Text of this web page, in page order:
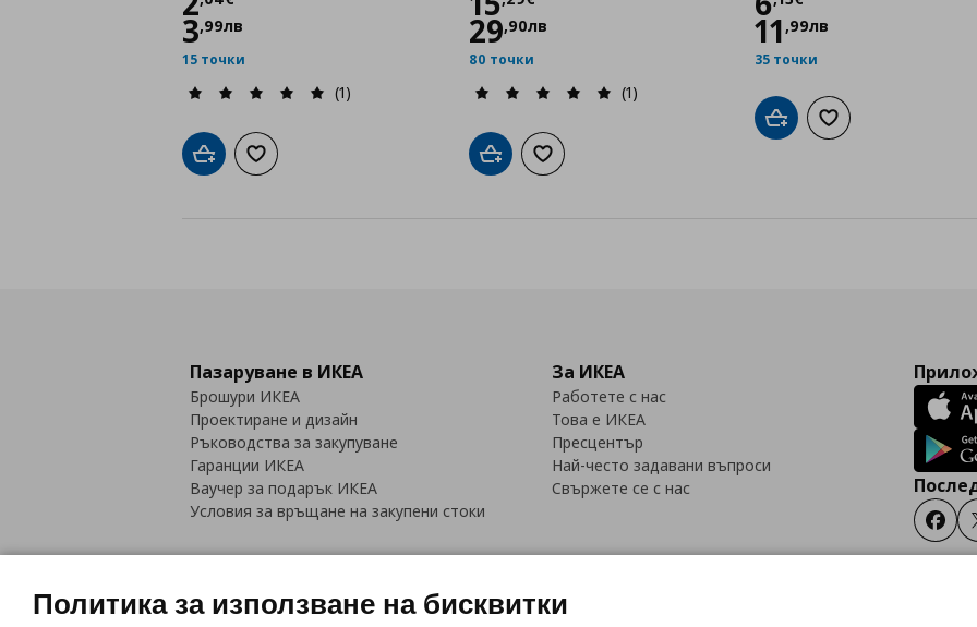
3,99лв
15 точки
(1)
Добави в кошницата
Добави към списъка с любими
29,90лв
80 точки
(1)
Добави в кошницата
Добави към списъка с любими
11 ,99лв
35 точки
Добави в кошницата
Добави към
Пазаруване в ИКЕА
Брошури ИКЕА
Проектиране и дизайн
Ръководства за закупуване
Гаранции ИКЕА
Ваучер за подарък ИКЕА
Условия за връщане на закупени стоки
За ИКЕА
Работете с нас
Това е ИКЕА
Пресцентър
Най-често задавани въпроси
Свържете се с нас
Политика за използване на бисквитки